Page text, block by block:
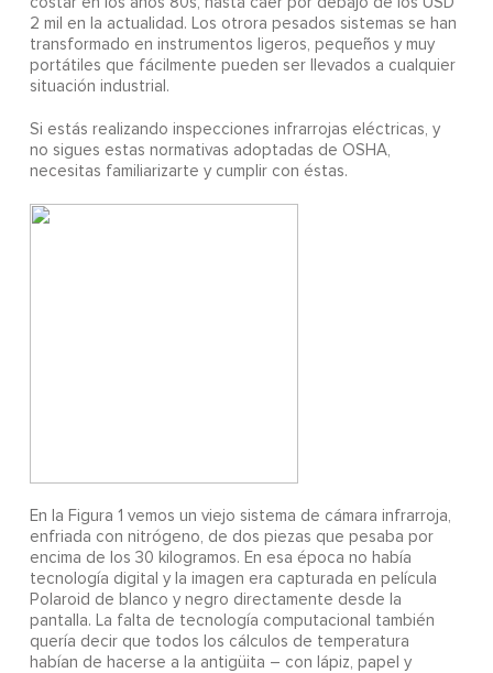
2 mil en la actualidad. Los otrora pesados sistemas se han
transformado en instrumentos ligeros, pequeños y muy
portátiles que fácilmente pueden ser llevados a cualquier
situación industrial.
Si estás realizando inspecciones infrarrojas eléctricas, y
no sigues estas normativas adoptadas de OSHA,
necesitas familiarizarte y cumplir con éstas.
En la Figura 1 vemos un viejo sistema de cámara infrarroja,
enfriada con nitrógeno, de dos piezas que pesaba por
encima de los 30 kilogramos. En esa época no había
tecnología digital y la imagen era capturada en película
Polaroid de blanco y negro directamente desde la
pantalla. La falta de tecnología computacional también
quería decir que todos los cálculos de temperatura
habían de hacerse a la antigüita – con lápiz, papel y